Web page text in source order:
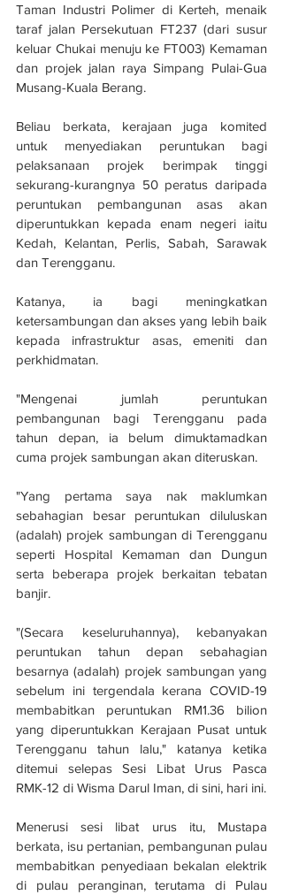
Taman Industri Polimer di Kerteh, menaik
taraf jalan Persekutuan FT237 (dari susur
keluar Chukai menuju ke FT003) Kemaman
dan projek jalan raya Simpang Pulai-Gua
Musang-Kuala Berang.
Beliau berkata, kerajaan juga komited
untuk menyediakan peruntukan bagi
pelaksanaan projek berimpak tinggi
sekurang-kurangnya 50 peratus daripada
peruntukan pembangunan asas akan
diperuntukkan kepada enam negeri iaitu
Kedah, Kelantan, Perlis, Sabah, Sarawak
dan Terengganu.
Katanya, ia bagi meningkatkan
ketersambungan dan akses yang lebih baik
kepada infrastruktur asas, emeniti dan
perkhidmatan.
"Mengenai jumlah peruntukan
pembangunan bagi Terengganu pada
tahun depan, ia belum dimuktamadkan
cuma projek sambungan akan diteruskan.
"Yang pertama saya nak maklumkan
sebahagian besar peruntukan diluluskan
(adalah) projek sambungan di Terengganu
seperti Hospital Kemaman dan Dungun
serta beberapa projek berkaitan tebatan
banjir.
"(Secara keseluruhannya), kebanyakan
peruntukan tahun depan sebahagian
besarnya (adalah) projek sambungan yang
sebelum ini tergendala kerana COVID-19
membabitkan peruntukan RM1.36 bilion
yang diperuntukkan Kerajaan Pusat untuk
Terengganu tahun lalu," katanya ketika
ditemui selepas Sesi Libat Urus Pasca
RMK-12 di Wisma Darul Iman, di sini, hari ini.
Menerusi sesi libat urus itu, Mustapa
berkata, isu pertanian, pembangunan pulau
membabitkan penyediaan bekalan elektrik
di pulau peranginan, terutama di Pulau